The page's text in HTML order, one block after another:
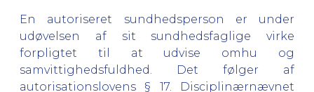
En autoriseret sundhedsperson er under
udøvelsen af sit sundhedsfaglige virke
forpligtet til at udvise omhu og
samvittighedsfuldhed. Det følger af
autorisationslovens § 17.
Disciplinærnævnet